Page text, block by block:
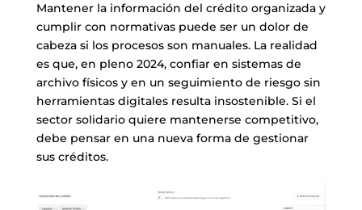
Mantener la información del crédito organizada y
cumplir con normativas puede ser un dolor de
cabeza si los procesos son manuales. La realidad
es que, en pleno 2024, confiar en sistemas de
archivo físicos y en un seguimiento de riesgo sin
herramientas digitales resulta insostenible. Si el
sector solidario quiere mantenerse competitivo,
debe pensar en una nueva forma de gestionar
sus créditos.